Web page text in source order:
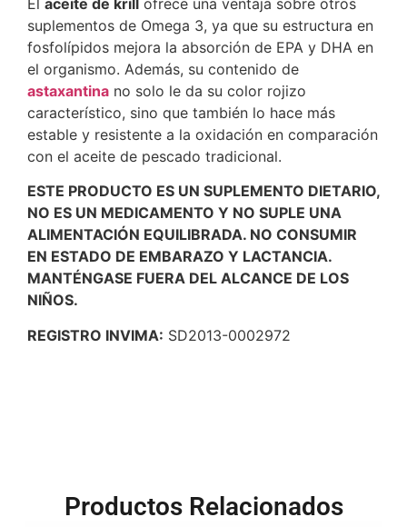
suplementos de Omega 3, ya que su estructura en
fosfolípidos mejora la absorción de EPA y DHA en
el organismo. Además, su contenido de
astaxantina no solo le da su color rojizo
característico, sino que también lo hace más
estable y resistente a la oxidación en comparación
con el aceite de pescado tradicional.
ESTE PRODUCTO ES UN SUPLEMENTO DIETARIO,
NO ES UN MEDICAMENTO Y NO SUPLE UNA
ALIMENTACIÓN EQUILIBRADA. NO CONSUMIR
EN ESTADO DE EMBARAZO Y LACTANCIA.
MANTÉNGASE FUERA DEL ALCANCE DE LOS
NIÑOS.
REGISTRO INVIMA: SD2013-0002972
Productos Relacionados